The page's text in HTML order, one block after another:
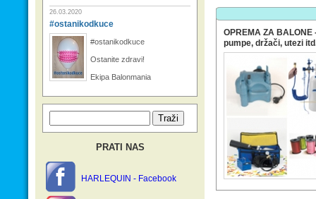
26.03.2020
#ostanikodkuce
#ostanikodkuce
Ostanite zdravi!
Ekipa Balonmania
PRATI NAS
HARLEQUIN - Facebook
OPREMA ZA BALONE
pumpe, držači, utezi